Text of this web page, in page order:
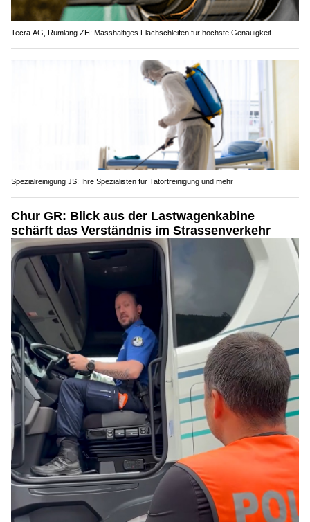
Tecra AG, Rümlang ZH: Masshaltiges Flachschleifen für höchste Genauigkeit
Spezialreinigung JS: Ihre Spezialisten für Tatortreinigung und mehr
Chur GR: Blick aus der Lastwagenkabine
schärft das Verständnis im Strassenverkehr